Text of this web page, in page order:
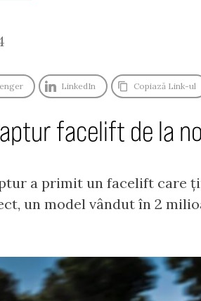
LinkedIn Copiază Link-ul
facelift de la
a primit un facelift care
un model vândut în 2